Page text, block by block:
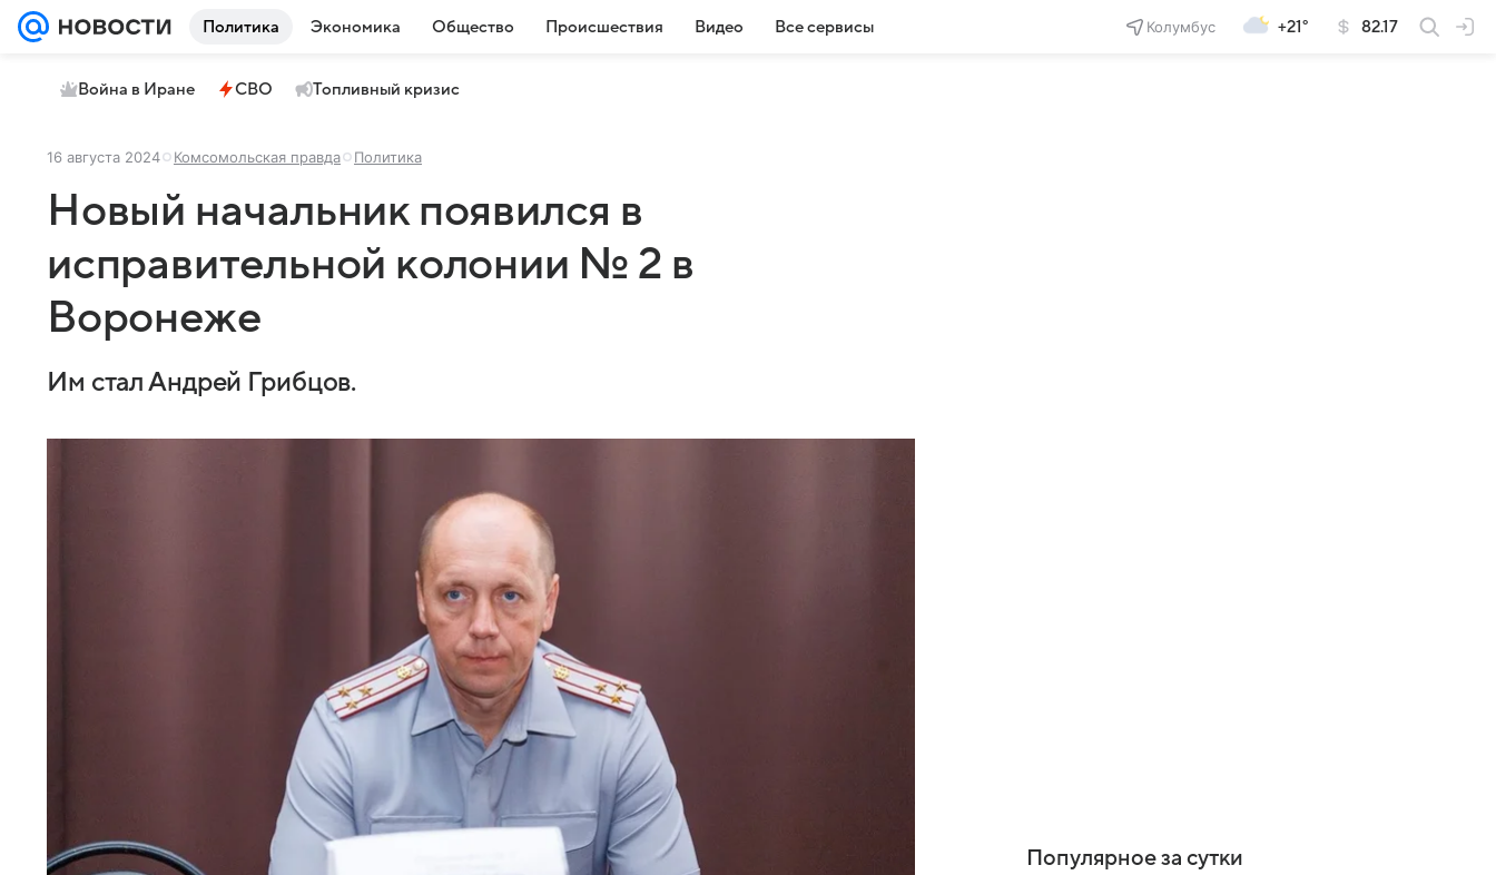
Политика Экономика Общество Происшествия Видео Все сервисы Колумбус +21° 82.17
Война в Иране СВО Топливный кризис
16 августа 2024 Комсомольская правда Политика
Новый начальник появился в
исправительной колонии № 2 в
Воронеже
Им стал Андрей Грибцов.
Популярное за сутки